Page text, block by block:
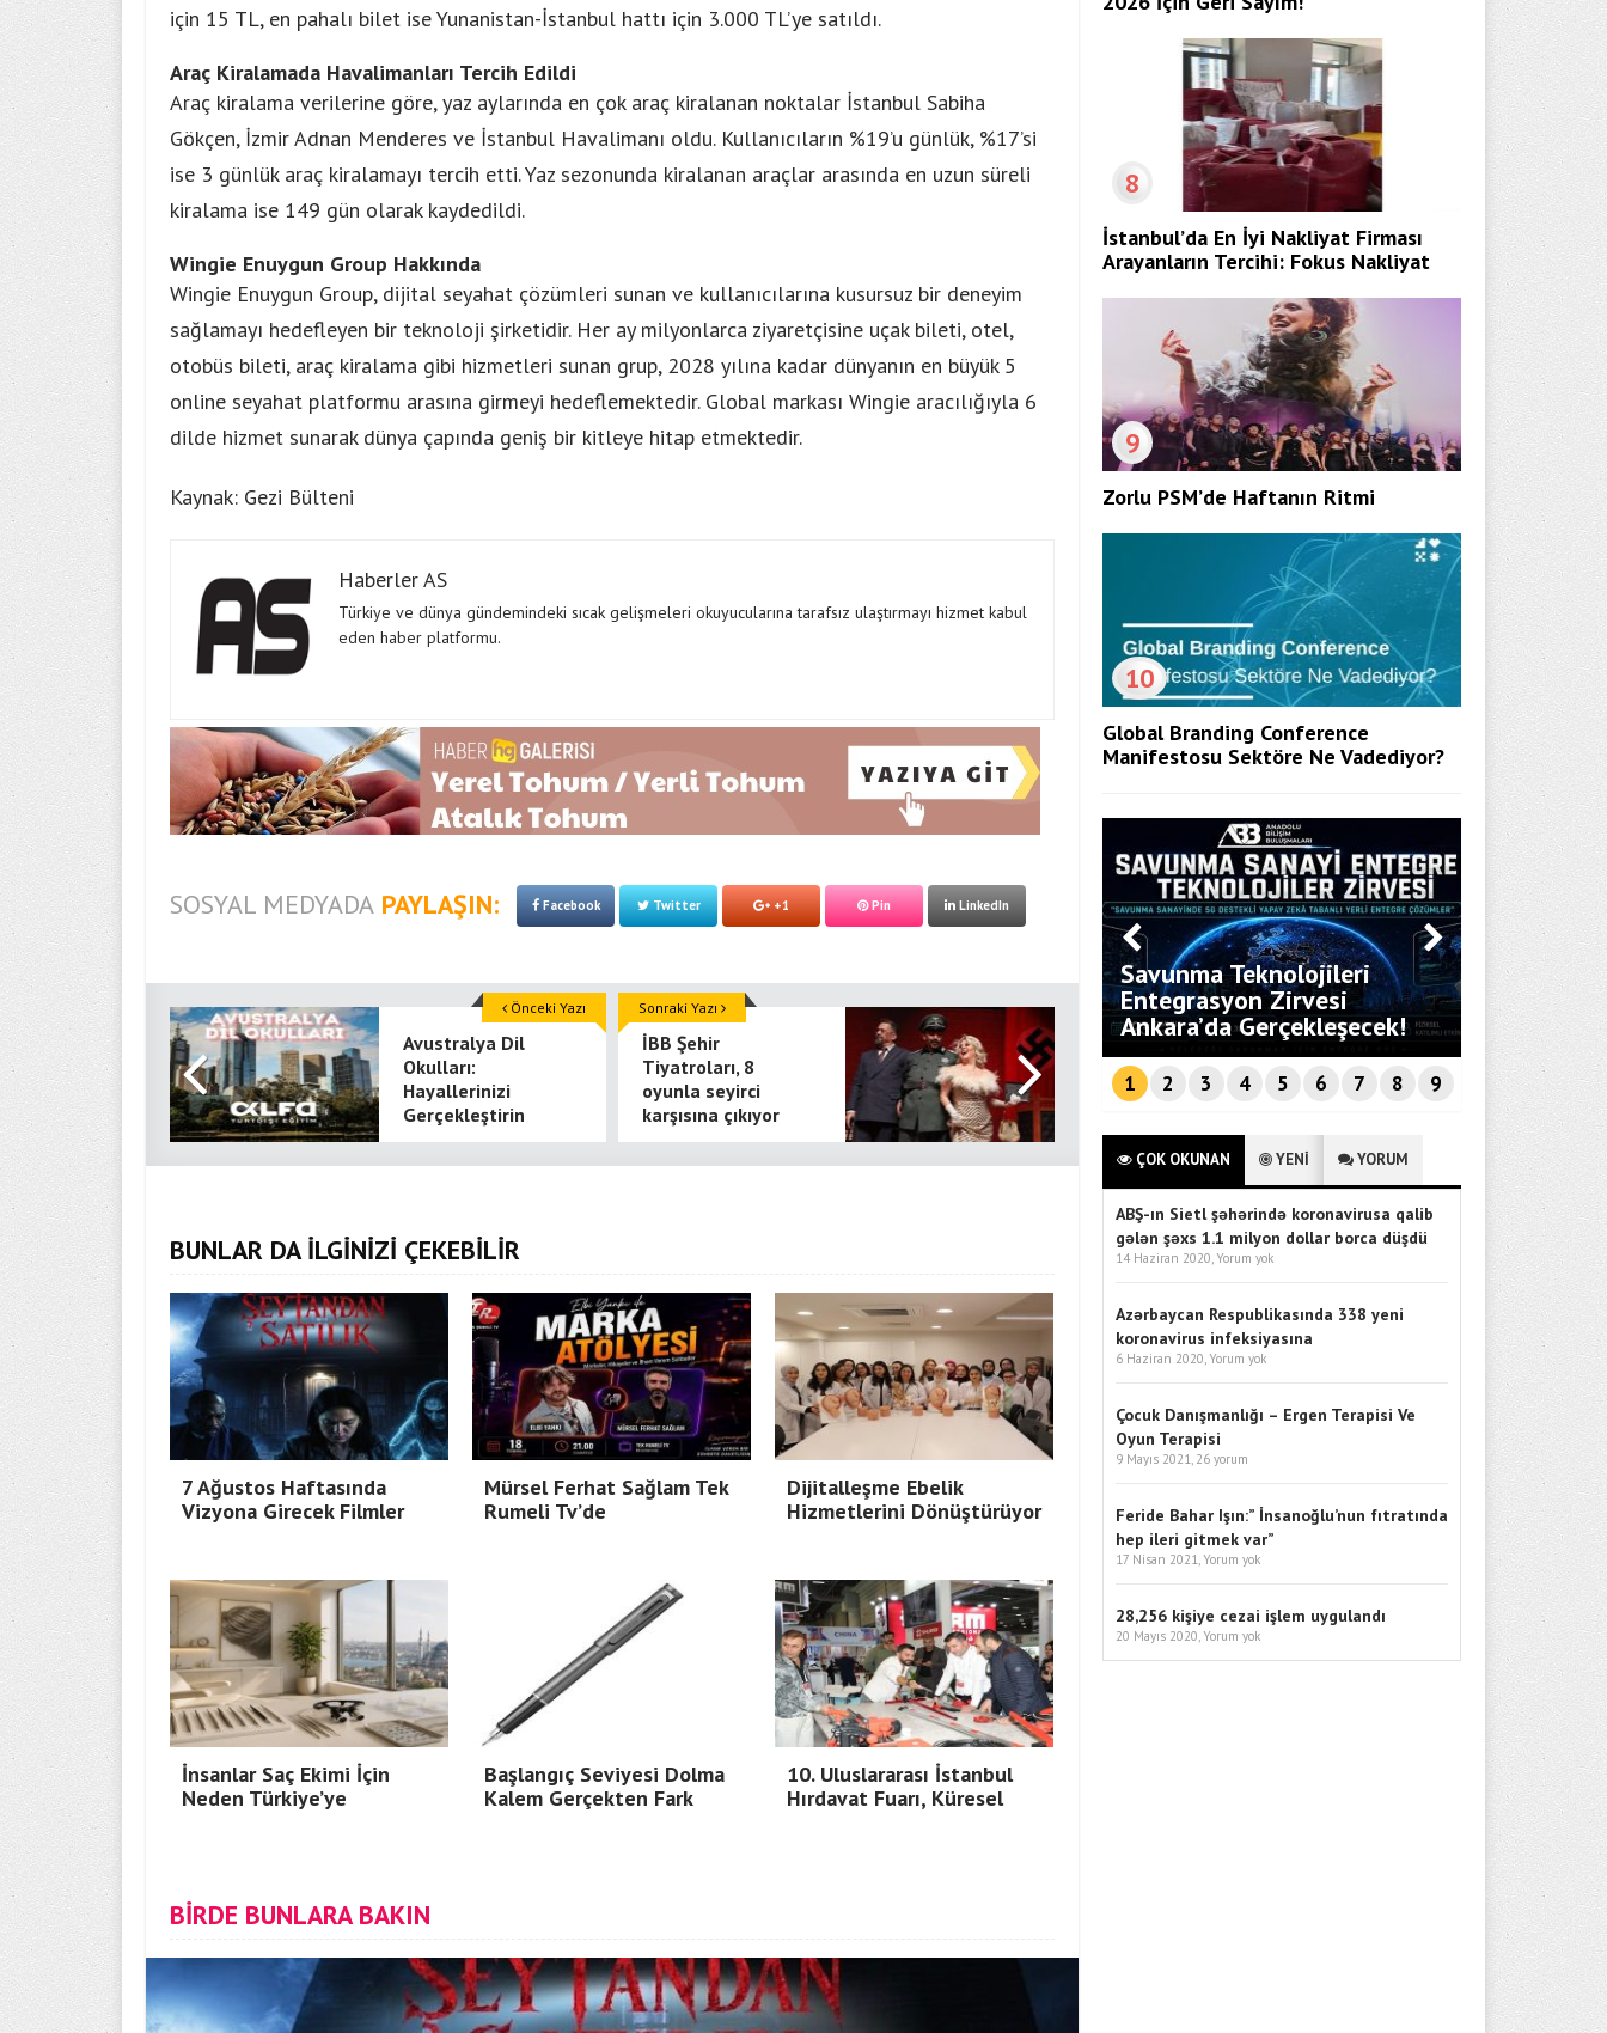
için 15 TL, en pahalı bilet ise Yunanistan-İstanbul hattı için 3.000 TL’ye satıldı.
Araç Kiralamada Havalimanları Tercih Edildi
Araç kiralama verilerine göre, yaz aylarında en çok araç kiralanan noktalar İstanbul Sabiha
Gökçen, İzmir Adnan Menderes ve İstanbul Havalimanı oldu. Kullanıcıların %19’u günlük, %17’si
ise 3 günlük araç kiralamayı tercih etti. Yaz sezonunda kiralanan araçlar arasında en uzun süreli
kiralama ise 149 gün olarak kaydedildi.
Wingie Enuygun Group Hakkında
Wingie Enuygun Group, dijital seyahat çözümleri sunan ve kullanıcılarına kusursuz bir deneyim
sağlamayı hedefleyen bir teknoloji şirketidir. Her ay milyonlarca ziyaretçisine uçak bileti, otel,
otobüs bileti, araç kiralama gibi hizmetleri sunan grup, 2028 yılına kadar dünyanın en büyük 5
online seyahat platformu arasına girmeyi hedeflemektedir. Global markası Wingie aracılığıyla 6
dilde hizmet sunarak dünya çapında geniş bir kitleye hitap etmektedir.
Kaynak: Gezi Bülteni
Haberler AS
Türkiye ve dünya gündemindeki sıcak gelişmeleri okuyucularına tarafsız ulaştırmayı hizmet kabul
eden haber platformu.
SOSYAL MEDYADA PAYLAŞIN: Facebook Twitter +1 Pin LinkedIn
Avustralya Dil
Okulları:
Hayallerinizi
Gerçekleştirin
Önceki Yazı
İBB Şehir
Tiyatroları, 8
oyunla seyirci
karşısına çıkıyor
Sonraki Yazı
BUNLAR DA İLGİNİZİ ÇEKEBİLİR
7 Ağustos Haftasında
Vizyona Girecek Filmler
Mürsel Ferhat Sağlam Tek
Rumeli Tv’de
Dijitalleşme Ebelik
Hizmetlerini Dönüştürüyor
İnsanlar Saç Ekimi İçin
Neden Türkiye’ye
Başlangıç Seviyesi Dolma
Kalem Gerçekten Fark
10. Uluslararası İstanbul
Hırdavat Fuarı, Küresel
BİRDE BUNLARA BAKIN
8
İstanbul’da En İyi Nakliyat Firması
Arayanların Tercihi: Fokus Nakliyat
9
Zorlu PSM’de Haftanın Ritmi
10
Global Branding Conference
Manifestosu Sektöre Ne Vadediyor?
Birikim Pilleri, 20 Yılı Aşkın
Teknolojisinde Yerli Üretimi
Güçlendiriyor
Savunma Teknolojileri
Entegrasyon Zirvesi
Ankara’da Gerçekleşecek!
Bebekli
Rehberi
1 2 3 4 5 6 7 8 9
ÇOK OKUNAN YENİ YORUM
ABŞ-ın Sietl şəhərində koronavirusa qalib
gələn şəxs 1.1 milyon dollar borca düşdü
14 Haziran 2020, Yorum yok
Azərbaycan Respublikasında 338 yeni
koronavirus infeksiyasına
6 Haziran 2020, Yorum yok
Çocuk Danışmanlığı – Ergen Terapisi Ve
Oyun Terapisi
9 Mayıs 2021, 26 yorum
Feride Bahar Işın:” İnsanoğlu’nun fıtratında
hep ileri gitmek var”
17 Nisan 2021, Yorum yok
28,256 kişiye cezai işlem uygulandı
20 Mayıs 2020, Yorum yok